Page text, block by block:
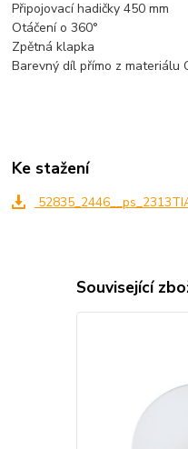
Připojovací hadičky 450 mm
Otáčení o 360°
Zpětná klapka
Barevný díl přímo z
Ke stažení
Související